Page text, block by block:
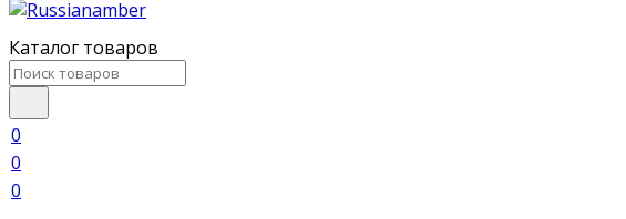
Каталог товаров
0
0
0